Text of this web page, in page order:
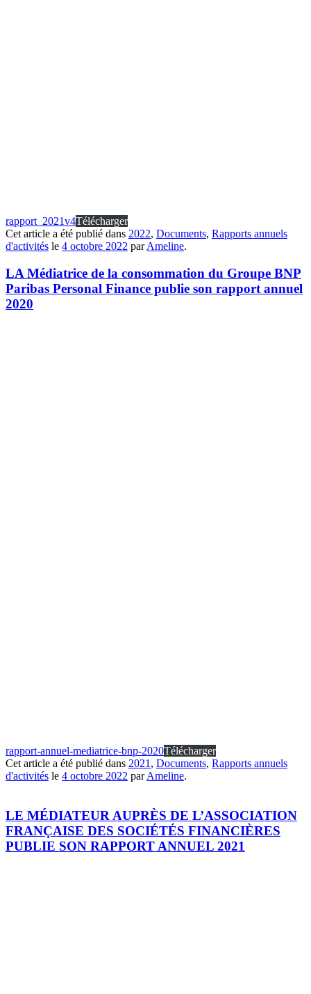
rapport_2021v4Télécharger
Cet article a été publié dans 2022, Documents, Rapports annuels
d'activités le 4 octobre 2022 parAmeline.
LA Médiatrice de la consommation du Groupe BNP
Paribas Personal Finance publie son rapport annuel
2020
rapport-annuel-mediatrice-bnp-2020Télécharger
Cet article a été publié dans 2021, Documents, Rapports annuels
d'activités le 4 octobre 2022 parAmeline.
LE MÉDIATEUR AUPRÈS DE L’ASSOCIATION
FRANÇAISE DES SOCIÉTÉS FINANCIÈRES
PUBLIE SON RAPPORT ANNUEL 2021